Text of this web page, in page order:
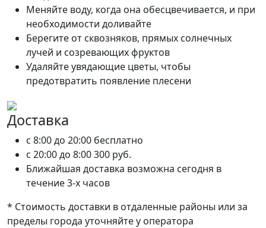
Меняйте воду, когда она обесцвечивается, и при
необходимости доливайте
Берегите от сквозняков, прямых солнечных
лучей и созревающих фруктов
Удаляйте увядающие цветы, чтобы
предотвратить появление плесени
Доставка
c 8:00 до 20:00 бесплатно
c 20:00 до 8:00300 руб.
Ближайшая доставка возможна сегодня в
течение 3-х часов
* Стоимость доставки в отдаленные районы или за
пределы города уточняйте у оператора